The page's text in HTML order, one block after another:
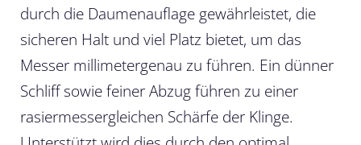
durch die Daumenauflage gewährleistet, die
sicheren Halt und viel Platz bietet, um das
Messer millimetergenau zu führen. Ein dünner
Schliff sowie feiner Abzug führen zu einer
rasiermessergleichen Schärfe der Klinge.